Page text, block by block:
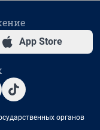
App Store
органов